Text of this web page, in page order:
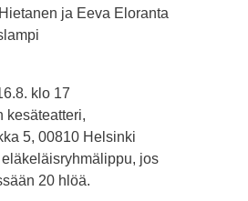
ja Eeva Eloranta
klo 17
kesäteatteri,
5, 00810 Helsinki
eläkeläisryhmälippu, jos
20 hlöä.